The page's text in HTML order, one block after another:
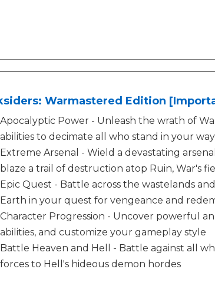
Warmastered Edition
Apocalyptic Power - Unleash the wrath of
abilities to decimate all who stand in your way
Extreme Arsenal - Wield a devastating
blaze a trail of destruction atop Ruin, War's
Epic Quest - Battle across the wastelands
Earth in your quest for vengeance and
Character Progression - Uncover powerful
abilities, and customize your gameplay style
Battle Heaven and Hell - Battle against all
forces to Hell's hideous demon hordes